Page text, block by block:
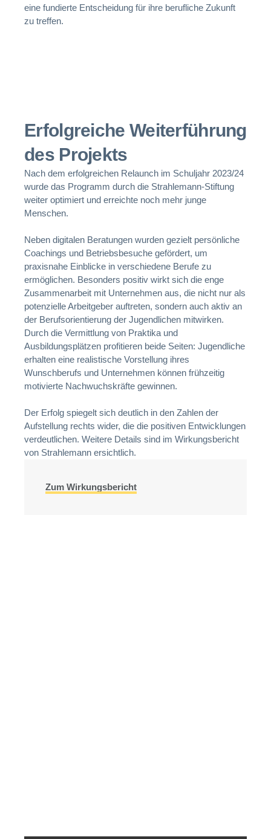
eine fundierte Entscheidung für ihre berufliche Zukunft
zu treffen.
Erfolgreiche Weiterführung
des Projekts
Nach dem erfolgreichen Relaunch im Schuljahr 2023/24
wurde das Programm durch die Strahlemann-Stiftung
weiter optimiert und erreichte noch mehr junge
Menschen.
Neben digitalen Beratungen wurden gezielt persönliche
Coachings und Betriebsbesuche gefördert, um
praxisnahe Einblicke in verschiedene Berufe zu
ermöglichen. Besonders positiv wirkt sich die enge
Zusammenarbeit mit Unternehmen aus, die nicht nur als
potenzielle Arbeitgeber auftreten, sondern auch aktiv an
der Berufsorientierung der Jugendlichen mitwirken.
Durch die Vermittlung von Praktika und
Ausbildungsplätzen profitieren beide Seiten: Jugendliche
erhalten eine realistische Vorstellung ihres
Wunschberufs und Unternehmen können frühzeitig
motivierte Nachwuchskräfte gewinnen.
Der Erfolg spiegelt sich deutlich in den Zahlen der
Aufstellung rechts wider, die die positiven Entwicklungen
verdeutlichen. Weitere Details sind im Wirkungsbericht
von Strahlemann ersichtlich.
Zum Wirkungsbericht